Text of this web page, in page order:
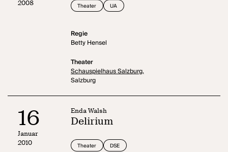
2008
Theater UA
Regie
Betty Hensel
Theater
Schauspielhaus Salzburg,
Salzburg
16
Januar
2010
Enda Walsh
Delirium
Theater DSE